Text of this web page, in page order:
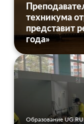
техникума
представит
года»
Образование UG.RU